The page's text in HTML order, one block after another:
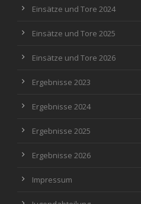
Einsätze und Tore 2024
Einsätze und Tore 2025
Einsätze und Tore 2026
Ergebnisse 2023
Ergebnisse 2024
Ergebnisse 2025
Ergebnisse 2026
Impressum